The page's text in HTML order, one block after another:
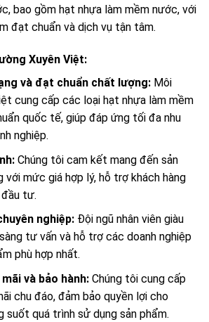
bao gồm hạt nhựa làm mềm nước, với
đạt chuẩn và dịch vụ tận tâm.
Xuyên Việt:
và đạt chuẩn chất lượng:Môi
cung cấp các loại hạt nhựa làm mềm
quốc tế, giúp đáp ứng tối đa nhu
nghiệp.
Chúng tôi cam kết mang đến sản
với mức giá hợp lý, hỗ trợ khách hàng
tư.
nghiệp:Đội ngũ nhân viên giàu
tư vấn và hỗ trợ các doanh nghiệp
phù hợp nhất.
và bảo hành:Chúng tôi cung cấp
chu đáo, đảm bảo quyền lợi cho
suốt quá trình sử dụng sản phẩm.